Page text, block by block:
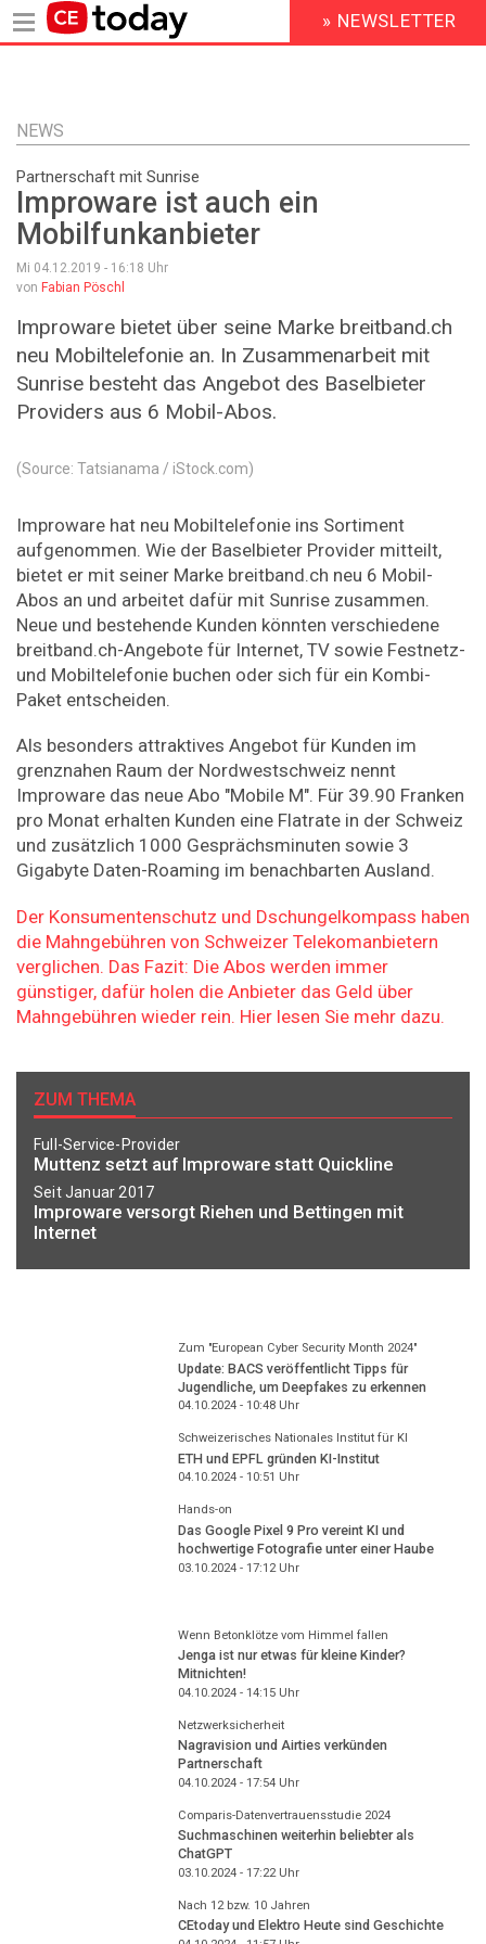
Inhalt
HEADER
MENU
» NEWSLETTER
NEWS
Partnerschaft mit Sunrise
Improware ist auch ein
Mobilfunkanbieter
Mi 04.12.2019 - 16:18 Uhr
von Fabian Pöschl
Improware bietet über seine Marke breitband.ch
neu Mobiltelefonie an. In Zusammenarbeit mit
Sunrise besteht das Angebot des Baselbieter
Providers aus 6 Mobil-Abos.
(Source: Tatsianama / iStock.com)
Improware hat neu Mobiltelefonie ins Sortiment
aufgenommen. Wie der Baselbieter Provider mitteilt,
bietet er mit seiner Marke breitband.ch neu 6 Mobil-
Abos an und arbeitet dafür mit Sunrise zusammen.
Neue und bestehende Kunden könnten verschiedene
breitband.ch-Angebote für Internet, TV sowie Festnetz-
und Mobiltelefonie buchen oder sich für ein Kombi-
Paket entscheiden.
Als besonders attraktives Angebot für Kunden im
grenznahen Raum der Nordwestschweiz nennt
Improware das neue Abo "Mobile M". Für 39.90 Franken
pro Monat erhalten Kunden eine Flatrate in der Schweiz
und zusätzlich 1000 Gesprächsminuten sowie 3
Gigabyte Daten-Roaming im benachbarten Ausland.
Der Konsumentenschutz und Dschungelkompass haben
die Mahngebühren von Schweizer Telekomanbietern
verglichen. Das Fazit: Die Abos werden immer
günstiger, dafür holen die Anbieter das Geld über
Mahngebühren wieder rein. Hier lesen Sie mehr dazu.
ZUM THEMA
Full-Service-Provider
Muttenz setzt auf Improware statt Quickline
Seit Januar 2017
Improware versorgt Riehen und Bettingen mit
Internet
Zum "European Cyber Security Month 2024"
Update: BACS veröffentlicht Tipps für
Jugendliche, um Deepfakes zu erkennen
04.10.2024 - 10:48Uhr
Schweizerisches Nationales Institut für KI
ETH und EPFL gründen KI-Institut
04.10.2024 - 10:51 Uhr
Hands-on
Das Google Pixel 9 Pro vereint KI und
hochwertige Fotografie unter einer Haube
03.10.2024 - 17:12Uhr
Wenn Betonklötze vom Himmel fallen
Jenga ist nur etwas für kleine Kinder?
Mitnichten!
04.10.2024 - 14:15Uhr
Netzwerksicherheit
Nagravision und Airties verkünden
Partnerschaft
04.10.2024 - 17:54Uhr
Comparis-Datenvertrauensstudie 2024
Suchmaschinen weiterhin beliebter als
ChatGPT
03.10.2024 - 17:22Uhr
Nach 12 bzw. 10 Jahren
CEtoday und Elektro Heute sind Geschichte